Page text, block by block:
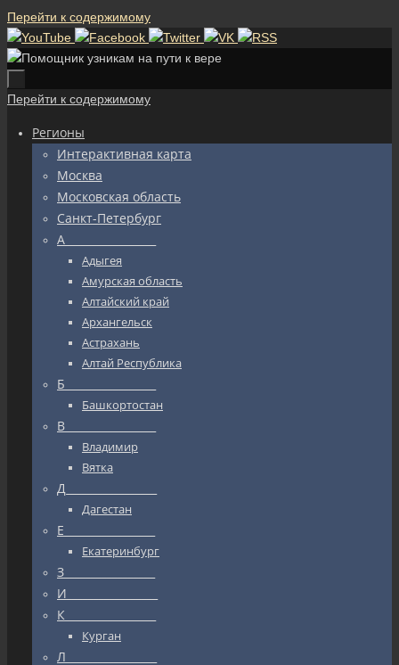
Перейти к содержимому
Перейти к содержимому
Регионы
Интерактивная карта
Москва
Московская область
Санкт-Петербург
А_________________
Адыгея
Амурская область
Алтайский край
Архангельск
Астрахань
Алтай Республика
Б_________________
Башкортостан
В_________________
Владимир
Вятка
Д_________________
Дагестан
Е_________________
Екатеринбург
З_________________
И_________________
К_________________
Курган
Л_________________